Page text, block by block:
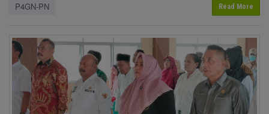
P4GN-PN
Read More